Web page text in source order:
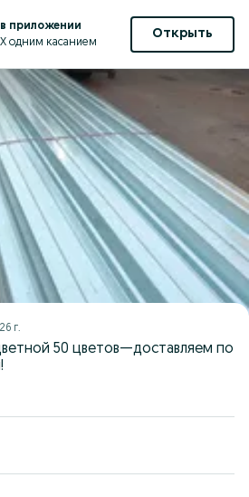
приложении
одним касанием
Открыть
г.
50 цветов—доставляем по